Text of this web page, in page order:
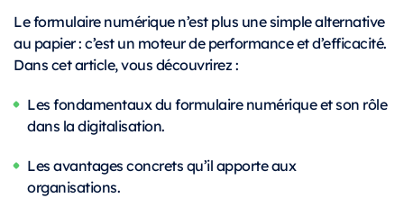
Le formulaire numérique n’est plus une simple alternative
au papier : c’est un moteur de performance et d’efficacité.
Dans cet article, vous découvrirez :
Les fondamentaux du formulaire numérique et son rôle
dans la digitalisation.
Les avantages concrets qu’il apporte aux
organisations.